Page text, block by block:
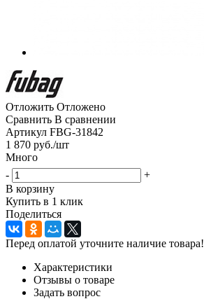
Отложить Отложено
Сравнить В сравнении
Артикул FBG-31842
1 870 руб./шт
Много
-
+
В корзину
Купить в 1 клик
Поделиться
Перед оплатой уточните наличие товара!
Характеристики
Отзывы о товаре
Задать вопрос